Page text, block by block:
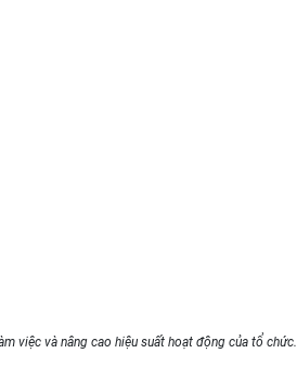
việc và nâng cao hiệu suất hoạt động của tổ chức.